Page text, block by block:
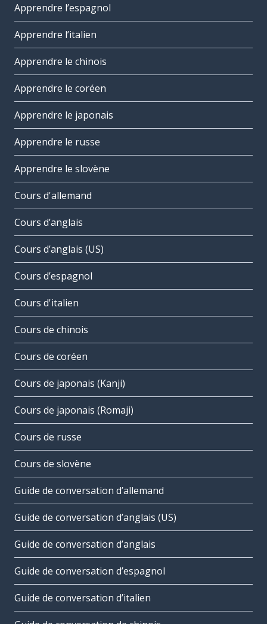
Apprendre l’espagnol
Apprendre l’italien
Apprendre le chinois
Apprendre le coréen
Apprendre le japonais
Apprendre le russe
Apprendre le slovène
Cours d'allemand
Cours d’anglais
Cours d’anglais (US)
Cours d’espagnol
Cours d'italien
Cours de chinois
Cours de coréen
Cours de japonais (Kanji)
Cours de japonais (Romaji)
Cours de russe
Cours de slovène
Guide de conversation d’allemand
Guide de conversation d’anglais (US)
Guide de conversation d’anglais
Guide de conversation d’espagnol
Guide de conversation d’italien